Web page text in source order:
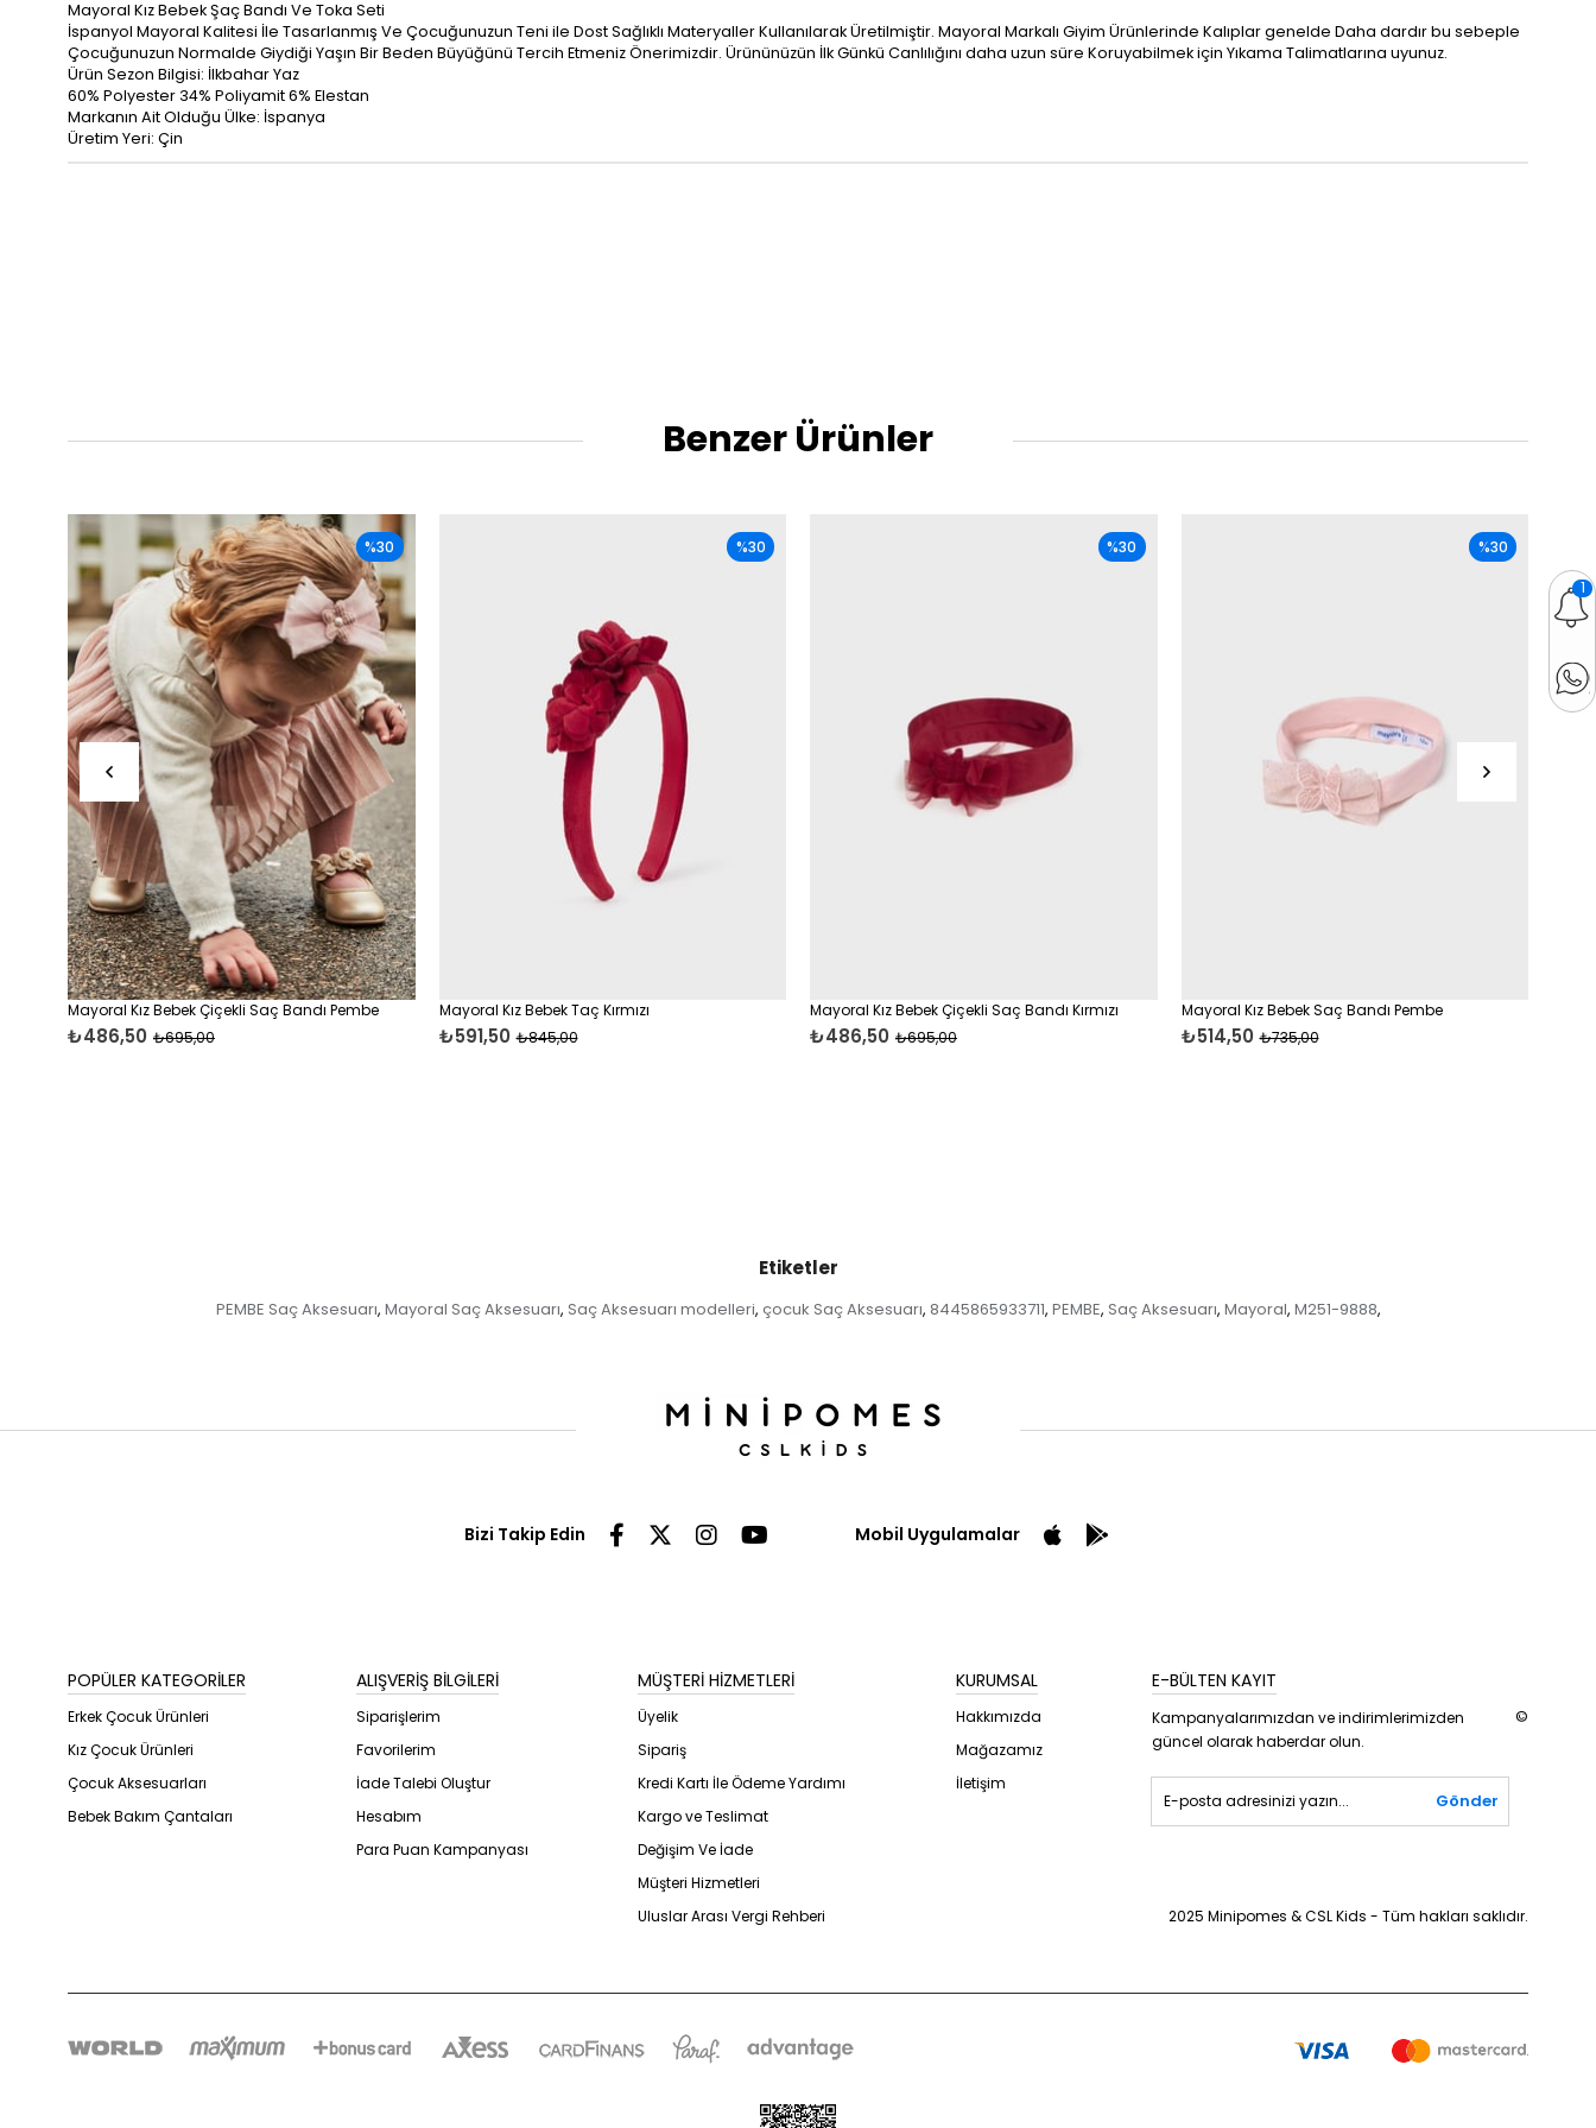
Mayoral Kız Bebek Şaç Bandı Ve Toka Seti
İspanyol Mayoral Kalitesi İle Tasarlanmış Ve Çocuğunuzun Teni ile Dost Sağlıklı Materyaller Kullanılarak Üretilmiştir. Mayoral Markalı Giyim Ürünlerinde Kalıplar genelde Daha dardır bu sebeple
Çocuğunuzun Normalde Giydiği Yaşın Bir Beden Büyüğünü Tercih Etmeniz Önerimizdir. Ürününüzün İlk Günkü Canlılığını daha uzun süre Koruyabilmek için Yıkama Talimatlarına uyunuz.
Ürün Sezon Bilgisi: İlkbahar Yaz
60% Polyester 34% Poliyamit 6% Elestan
Markanın Ait Olduğu Ülke: İspanya
Üretim Yeri: Çin
Benzer Ürünler
Mayoral Kız Bebek Çiçekli Saç Bandı Pembe
₺486,50 ₺695,00
%30
Mayoral Kız Bebek Taç Kırmızı
₺591,50 ₺845,00
%30
Mayoral Kız Bebek Çiçekli Saç Bandı Kırmızı
₺486,50 ₺695,00
%30
Mayoral Kız Bebek Saç Bandı Pembe
₺514,50 ₺735,00
%30
Etiketler
PEMBE Saç Aksesuarı, Mayoral Saç Aksesuarı, Saç Aksesuarı modelleri, çocuk Saç Aksesuarı, 8445865933711, PEMBE, Saç Aksesuarı, Mayoral, M251-9888,
Bizi Takip Edin Mobil Uygulamalar
POPÜLER KATEGORİLER
Erkek Çocuk Ürünleri
Kız Çocuk Ürünleri
Çocuk Aksesuarları
Bebek Bakım Çantaları
ALIŞVERİŞ BİLGİLERİ
Siparişlerim
Favorilerim
İade Talebi Oluştur
Hesabım
Para Puan Kampanyası
MÜŞTERİ HİZMETLERİ
Üyelik
Sipariş
Kredi Kartı İle Ödeme Yardımı
Kargo ve Teslimat
Değişim Ve İade
Müşteri Hizmetleri
Uluslar Arası Vergi Rehberi
KURUMSAL
Hakkımızda
Mağazamız
İletişim
E-BÜLTEN KAYIT
Kampanyalarımızdan ve indirimlerimizden
güncel olarak haberdar olun.
Gönder
©
2025 Minipomes & CSL Kids - Tüm hakları saklıdır.
1